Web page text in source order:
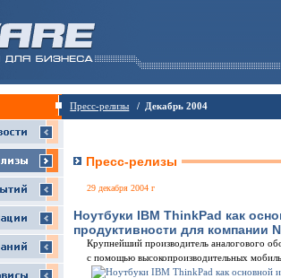
Пресс-релизы / Декабрь 2004
Пресс-релизы
29 декабря 2004 г
Ноутбуки IBM ThinkPad как
продуктивности для компании
Крупнейший производитель аналогового
с помощью высокопроизводительных